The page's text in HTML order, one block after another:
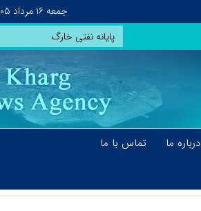
جمعه ۱۶ مرداد ۱۴۰۵
درباره ما تماس با ما